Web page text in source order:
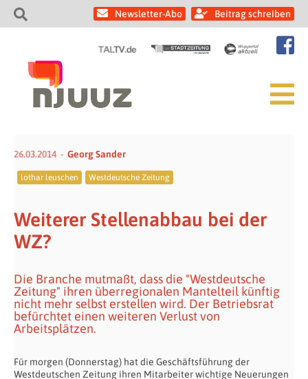
Newsletter-Abo Beitrag schreiben
26.03.2014 Georg Sander
lothar leuschen Westdeutsche Zeitung
Weiterer Stellenabbau bei der
WZ?
Die Branche mutmaßt, dass die "Westdeutsche
Zeitung" ihren überregionalen Mantelteil künftig
nicht mehr selbst erstellen wird. Der Betriebsrat
befürchtet einen weiteren Verlust von
Arbeitsplätzen.
Für morgen (Donnerstag) hat die Geschäftsführung der
Westdeutschen Zeitung ihren Mitarbeiter wichtige Neuerungen